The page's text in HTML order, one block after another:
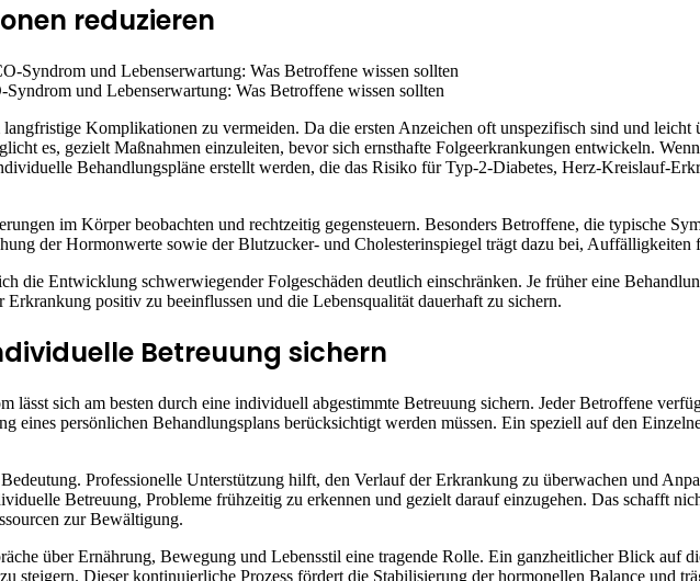
reduzieren
und Lebenserwartung: Was Betroffene wissen sollten
Komplikationen zu vermeiden. Da die ersten Anzeichen oft unspezifisch sind und leicht
es, gezielt Maßnahmen einzuleiten, bevor sich ernsthafte Folgeerkrankungen entwickeln.
Behandlungspläne erstellt werden, die das Risiko für Typ-2-Diabetes, Herz-Kreislauf-
im Körper beobachten und rechtzeitig gegensteuern. Besonders Betroffene, die typische
der Hormonwerte sowie der Blutzucker- und Cholesterinspiegel trägt dazu bei, Auffälligkeiten
die Entwicklung schwerwiegender Folgeschäden deutlich einschränken. Je früher eine
positiv zu beeinflussen und die Lebensqualität dauerhaft zu sichern.
Betreuung sichern
lässt sich am besten durch eine individuell abgestimmte Betreuung sichern. Jeder Betroffene
eines persönlichen Behandlungsplans berücksichtigt werden müssen. Ein speziell auf den
Professionelle Unterstützung hilft, den Verlauf der Erkrankung zu überwachen und
Betreuung, Probleme frühzeitig zu erkennen und gezielt darauf einzugehen. Das schafft
zur Bewältigung.
über Ernährung, Bewegung und Lebensstil eine tragende Rolle. Ein ganzheitlicher Blick auf
steigern. Dieser kontinuierliche Prozess fördert die Stabilisierung der hormonellen Balance und